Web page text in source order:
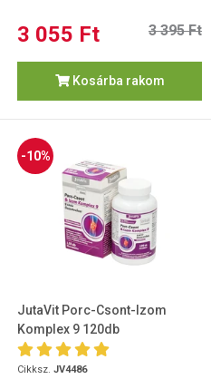
3 055 Ft 3 395 Ft
Kosárba rakom
-10%
JutaVit Porc-Csont-Izom
Komplex 9 120db
Cikksz. JV4486